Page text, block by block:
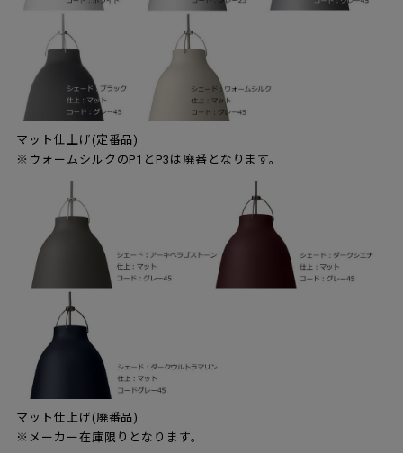
マット仕上げ(定番品)
※ウォームシルクのP1とP3は廃番となります。
マット仕上げ(廃番品)
※メーカー在庫限りとなります。